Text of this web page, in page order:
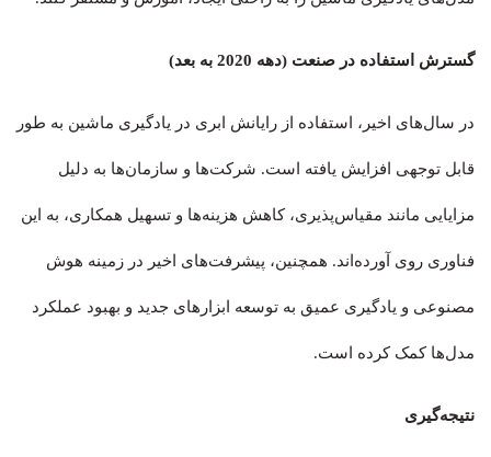
گسترش استفاده در صنعت (دهه 2020 به بعد)
در سال‌های اخیر، استفاده از رایانش ابری در یادگیری ماشین به طور
قابل توجهی افزایش یافته است. شرکت‌ها و سازمان‌ها به دلیل
مزایایی مانند مقیاس‌پذیری، کاهش هزینه‌ها و تسهیل همکاری، به این
فناوری روی آورده‌اند. همچنین، پیشرفت‌های اخیر در زمینه هوش
مصنوعی و یادگیری عمیق به توسعه ابزارهای جدید و بهبود عملکرد
مدل‌ها کمک کرده است.
نتیجه‌گیری